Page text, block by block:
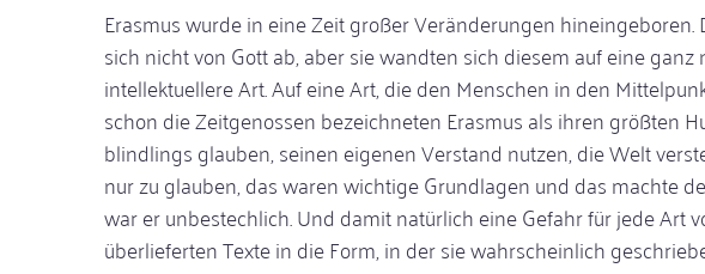
Erasmus wurde in eine Zeit großer Veränderungen
sich nicht von Gott ab, aber sie wandten sich diesem auf eine
intellektuellere Art. Auf eine Art, die den Menschen in den
schon die Zeitgenossen bezeichneten Erasmus als ihren größten
blindlings glauben, seinen eigenen Verstand nutzen, die Welt
nur zu glauben, das waren wichtige Grundlagen und das machte
war er unbestechlich. Und damit natürlich eine Gefahr für jede Art
überlieferten Texte in die Form, in der sie wahrscheinlich